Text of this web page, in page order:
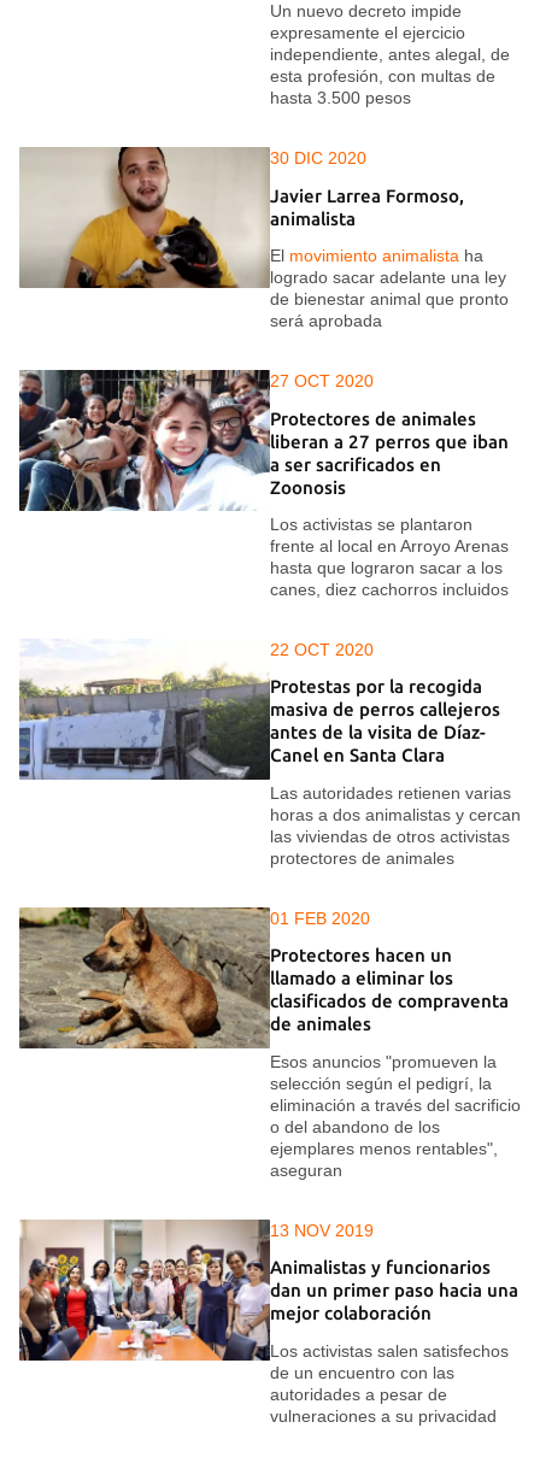
Un nuevo decreto impide
expresamente el ejercicio
independiente, antes alegal, de
esta profesión, con multas de
hasta 3.500 pesos
30 DIC 2020
Javier Larrea Formoso,
animalista
El movimiento animalista ha
logrado sacar adelante una ley
de bienestar animal que pronto
será aprobada
27 OCT 2020
Protectores de animales
liberan a 27 perros que iban
a ser sacrificados en
Zoonosis
Los activistas se plantaron
frente al local en Arroyo Arenas
hasta que lograron sacar a los
canes, diez cachorros incluidos
22 OCT 2020
Protestas por la recogida
masiva de perros callejeros
antes de la visita de Díaz-
Canel en Santa Clara
Las autoridades retienen varias
horas a dos animalistas y cercan
las viviendas de otros activistas
protectores de animales
01 FEB 2020
Protectores hacen un
llamado a eliminar los
clasificados de compraventa
de animales
Esos anuncios "promueven la
selección según el pedigrí, la
eliminación a través del sacrificio
o del abandono de los
ejemplares menos rentables",
aseguran
13 NOV 2019
Animalistas y funcionarios
dan un primer paso hacia una
mejor colaboración
Los activistas salen satisfechos
de un encuentro con las
autoridades a pesar de
vulneraciones a su privacidad